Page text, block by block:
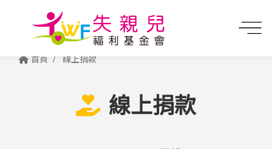
首頁 線上捐款
線上捐款